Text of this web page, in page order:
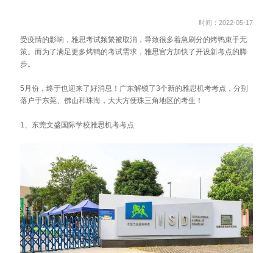
时间：2022-05-17
受疫情的影响，雅思考试频繁被取消，导致很多着急刷分的烤鸭束手无
策。而为了满足更多烤鸭的考试需求，雅思官方加快了开设新考点的脚
步。
5月份，终于也迎来了好消息！广东解锁了3个新的雅思机考考点，分别
落户于东莞、佛山和珠海，大大方便珠三角地区的考生！
1、东莞文盛国际学校雅思机考考点